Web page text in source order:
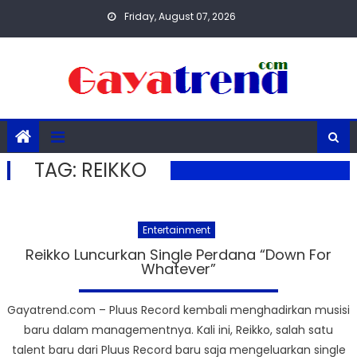
Friday, August 07, 2026
TAG: REIKKO
Entertainment
Reikko Luncurkan Single Perdana “Down For
Whatever”
Gayatrend.com – Pluus Record kembali menghadirkan musisi
baru dalam managementnya. Kali ini, Reikko, salah satu
talent baru dari Pluus Record baru saja mengeluarkan single